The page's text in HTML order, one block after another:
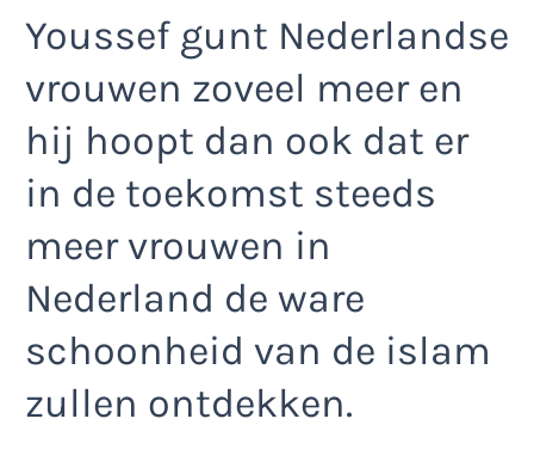
Youssef gunt Nederlandse
vrouwen zoveel meer en
hij hoopt dan ook dat er
in de toekomst steeds
meer vrouwen in
Nederland de ware
schoonheid van de islam
zullen ontdekken.